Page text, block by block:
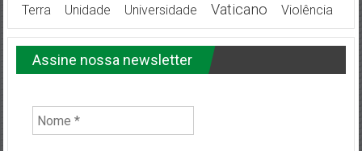
Terra
Unidade Universidade Vaticano Violência
Assine nossa newsletter